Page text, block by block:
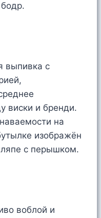
выпивка с
виски и бренди.
на
изображён
с перышком.
воблой и